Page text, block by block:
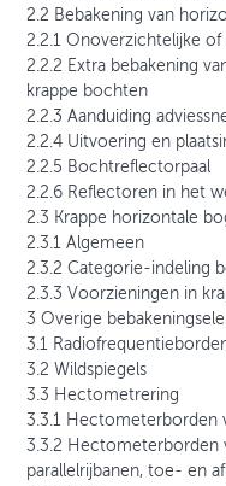
2.2 Bebakening van
2.2.1 Onoverzichtelijke
2.2.2 Extra bebakening
krappe bochten
2.2.3 Aanduiding
2.2.4 Uitvoering en
2.2.5 Bochtreflectorpaal
2.2.6 Reflectoren in het
2.3 Krappe horizontale
2.3.1 Algemeen
2.3.2 Categorie-indeling
2.3.3 Voorzieningen in
3 Overige
3.1
3.2 Wildspiegels
3.3 Hectometrering
3.3.1 Hectometerborden
3.3.2 Hectometerborden
parallelrijbanen, toe- en